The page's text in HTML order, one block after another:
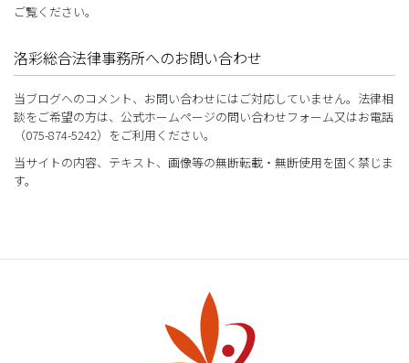
ご覧ください。
洛彩総合法律事務所へのお問い合わせ
当ブログへのコメント、お問い合わせにはご対応していません。法律相
談をご希望の方は、公式ホームページの問い合わせフォーム又はお電話
（075-874-5242）をご利用ください。
当サイトの内容、テキスト、画像等の無断転載・無断使用を固く禁じま
す。